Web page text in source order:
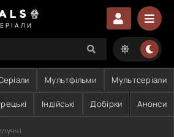
Мультфільми Мультсеріали
Індійські Добірки Анонси